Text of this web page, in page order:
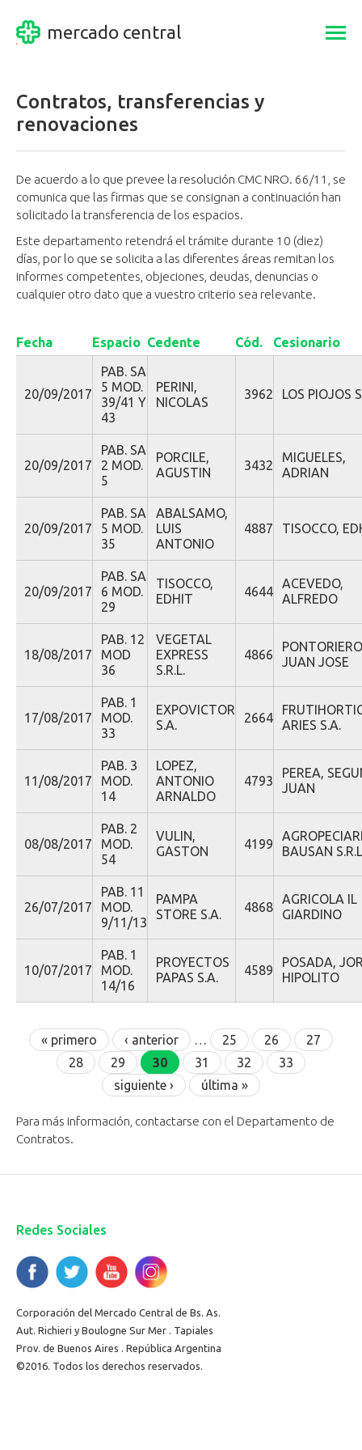
mercado central
Contratos, transferencias y
renovaciones
De acuerdo a lo que prevee la resolución CMC NRO. 66/11, se
comunica que las firmas que se consignan a continuación han
solicitado la transferencia de los espacios.
Este departamento retendrá el trámite durante 10 (diez)
días, por lo que se solicita a las diferentes áreas remitan los
informes competentes, objeciones, deudas, denuncias o
cualquier otro dato que a vuestro criterio sea relevante.
Fecha Espacio Cedente Cód. Cesionario
20/09/2017
PAB. SA
5 MOD.
39/41 Y
43
PERINI,
NICOLAS
3962 LOS PIOJOS
20/09/2017
PAB. SA
2 MOD.
5
PORCILE,
AGUSTIN
3432
MIGUELES,
ADRIAN
20/09/2017
PAB. SA
5 MOD.
35
ABALSAMO,
LUIS
ANTONIO
4887 TISOCCO,
20/09/2017
PAB. SA
6 MOD.
29
TISOCCO,
EDHIT
4644
ACEVEDO,
ALFREDO
18/08/2017
PAB. 12
MOD
36
VEGETAL
EXPRESS
S.R.L.
4866
JUAN JOSE
17/08/2017
PAB. 1
MOD.
33
EXPOVICTOR
S.A.
2664
ARIES S.A.
11/08/2017
PAB. 3
MOD.
14
LOPEZ,
ANTONIO
ARNALDO
4793
PEREA,
JUAN
08/08/2017
PAB. 2
MOD.
54
VULIN,
GASTON
4199
BAUSAN
26/07/2017
PAB. 11
MOD.
9/11/13
PAMPA
STORE S.A.
4868
AGRICOLA IL
GIARDINO
10/07/2017
PAB. 1
MOD.
14/16
PROYECTOS
PAPAS S.A.
4589
POSADA,
HIPOLITO
Páginas
« primero ‹ anterior … 25 26
27
28
29 30 31 32
33
siguiente ›
última »
Para más información, contactarse con el Departamento de
Contratos.
Redes Sociales
Corporación del Mercado Central de Bs. As.
Aut. Richieri y Boulogne Sur Mer . Tapiales
Prov. de Buenos Aires . República Argentina
©2016. Todos los derechos reservados.